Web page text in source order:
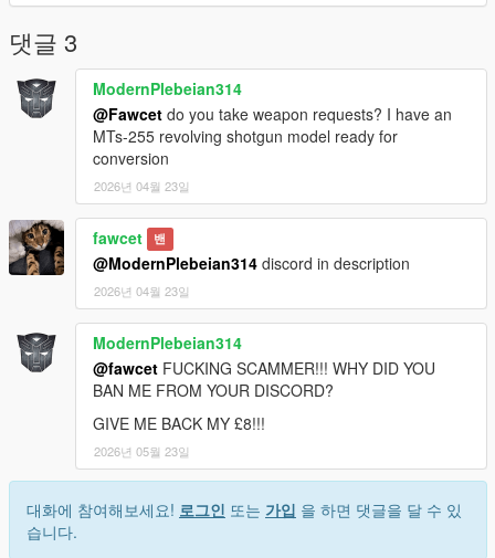
댓글 3
ModernPlebeian314
@Fawcet do you take weapon requests? I have an
MTs-255 revolving shotgun model ready for
conversion
2026년 04월 23일
fawcet 밴
@ModernPlebeian314 discord in description
2026년 04월 23일
ModernPlebeian314
@fawcet FUCKING SCAMMER!!! WHY DID YOU
BAN ME FROM YOUR DISCORD?
GIVE ME BACK MY £8!!!
2026년 05월 23일
대화에 참여해보세요! 로그인 또는 가입 을 하면 댓글을 달 수 있
습니다.